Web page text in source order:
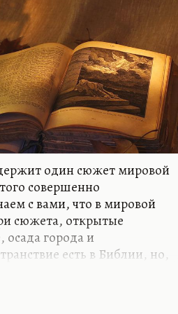
один сюжет мировой
совершенно
с вами, что в мировой
сюжета, открытые
осада города и
есть в Библии, но,
тоже присутствует
опять-таки гораздо